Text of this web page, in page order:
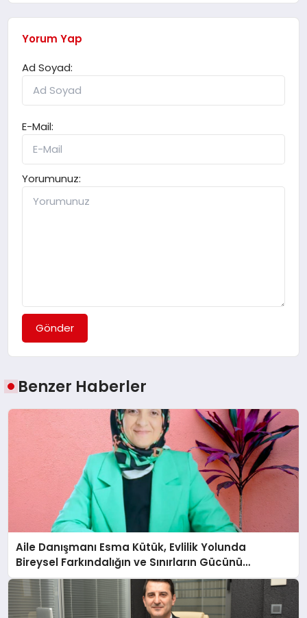
Yorum Yap
Ad Soyad:
E-Mail:
Yorumunuz:
Gönder
Benzer Haberler
Aile Danışmanı Esma Kütük, Evlilik Yolunda
Bireysel Farkındalığın ve Sınırların Gücünü
Anlatıyor